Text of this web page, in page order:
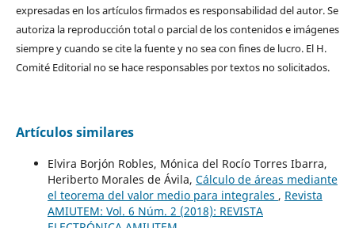
expresadas en los artículos firmados es responsabilidad del autor. Se
autoriza la reproducción total o parcial de los contenidos e imágenes
siempre y cuando se cite la fuente y no sea con fines de lucro. El H.
Comité Editorial no se hace responsables por textos no solicitados.
Artículos similares
Elvira Borjón Robles, Mónica del Rocío Torres Ibarra,
Heriberto Morales de Ávila, Cálculo de áreas mediante
el teorema del valor medio para integrales , Revista
AMIUTEM: Vol. 6 Núm. 2 (2018): REVISTA